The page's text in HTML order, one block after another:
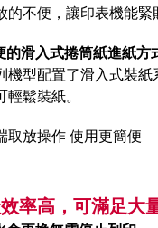
的不便，讓印表機能
的滑入式捲筒紙進紙方
機型配置了滑入式裝
輕鬆裝紙。
率高，可滿足大